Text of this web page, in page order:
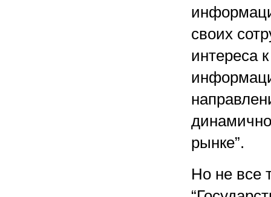
своих
интереса
рынке”.
Но не все